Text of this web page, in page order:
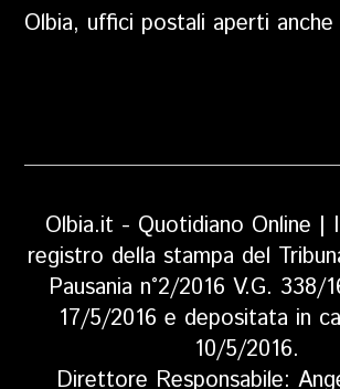
Olbia, uffici postali aperti
Olbia.it - Quotidiano Online |
registro della stampa del
Pausania n°2/2016 V.G. 338/
17/5/2016 e depositata in
10/5/2016.
Direttore Responsabile: